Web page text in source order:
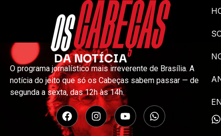
O programa jornalístico mais irreverente de Brasília. A
notícia do jeito que só os Cabeças sabem passar — de
segunda a sexta, das 12h às 14h.